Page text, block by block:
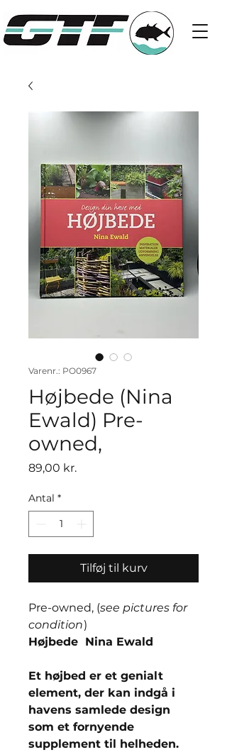
Varenr.: PO0967
Højbede (Nina
Ewald) Pre-
owned,
89,00 kr.Pris
Antal *
Tilføj til kurv
Pre-owned, (see pictures for
condition)
Højbede Nina Ewald
Et højbed er et genialt
element, der kan indgå i
havens samlede design
som et fornyende
supplement til helheden.